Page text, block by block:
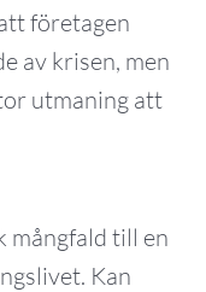
företagen
av krisen, men
utmaning att
mångfald till en
Kan